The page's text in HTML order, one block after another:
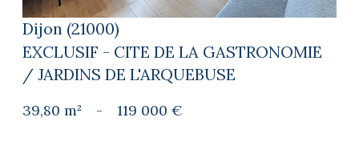
Dijon (21000)
EXCLUSIF - CITE DE LA GASTRONOMIE
/ JARDINS DE L'ARQUEBUSE
39,80 m² - 119 000 €